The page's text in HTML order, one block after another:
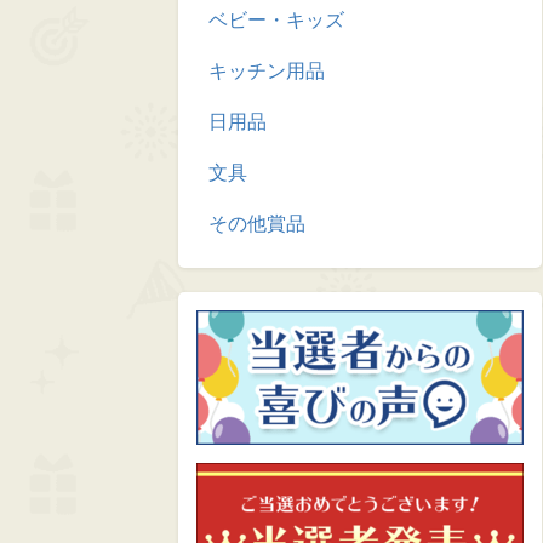
ベビー・キッズ
キッチン用品
日用品
文具
その他賞品